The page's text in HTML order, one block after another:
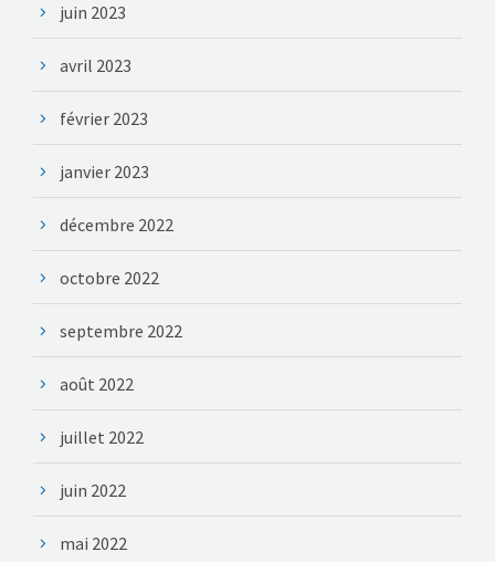
juin 2023
avril 2023
février 2023
janvier 2023
décembre 2022
octobre 2022
septembre 2022
août 2022
juillet 2022
juin 2022
mai 2022